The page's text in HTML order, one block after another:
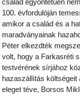
család egyöntetűen
100. évfordulóján
amikor a család és a
maradványainak
Péter elkezdték
volt, hogy a Farkasréti
testvérének sírjához
hazaszállítás
eleget téve, Borsos